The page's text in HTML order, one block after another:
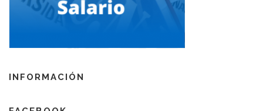
INFORMACIÓN